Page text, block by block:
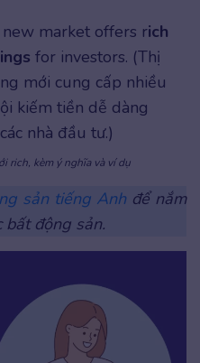
market offers rich
for investors. (Thị
mới cung cấp nhiều
kiếm tiền dễ dàng
nhà đầu tư.)
rich, kèm ý nghĩa và ví dụ
sản tiếng Anh để nắm
bất động sản.